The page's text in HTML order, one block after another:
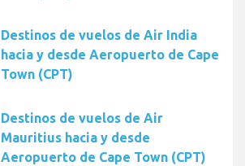
Destinos de vuelos de Air India
hacia y desde Aeropuerto de Cape
Town (CPT)
Destinos de vuelos de Air
Mauritius hacia y desde
Aeropuerto de Cape Town (CPT)